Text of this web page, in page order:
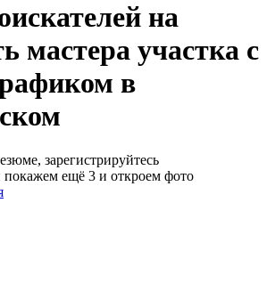
на
мастера участка с
в
зарегистрируйтесь
покажем ещё 3 и откроем фото